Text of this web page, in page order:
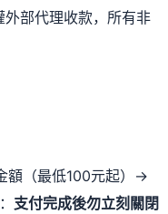
部代理收款，所有非
額（最低100元起）→
支付完成後勿立刻關閉